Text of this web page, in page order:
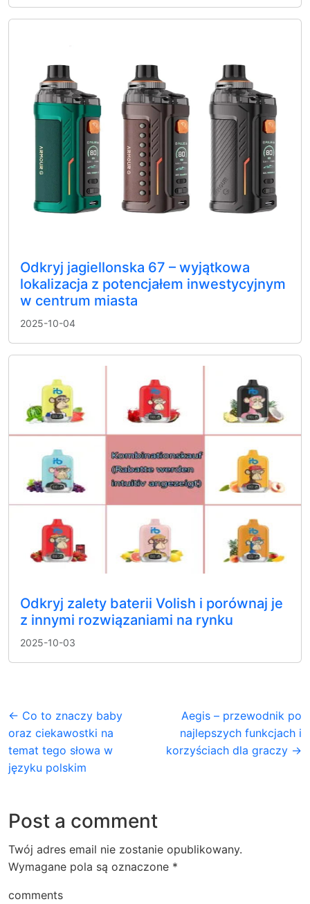
Odkryj jagiellonska 67 – wyjątkowa
lokalizacja z potencjałem inwestycyjnym
w centrum miasta
2025-10-04
Odkryj zalety baterii Volish i porównaj je
z innymi rozwiązaniami na rynku
2025-10-03
← Co to znaczy baby
oraz ciekawostki na
temat tego słowa w
języku polskim
Aegis – przewodnik po
najlepszych funkcjach i
korzyściach dla graczy →
Post a comment
Twój adres email nie zostanie opublikowany.
Wymagane pola są oznaczone *
comments